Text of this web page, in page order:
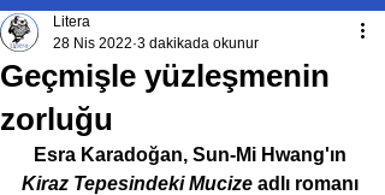
Geçmişle yüzleşmenin
zorluğu
Litera
28 Nis 2022 3 dakikada okunur
Esra Karadoğan, Sun-Mi Hwang'ın
Kiraz Tepesindeki Mucize adlı romanı